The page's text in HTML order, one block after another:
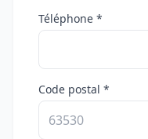
Téléphone *
Code postal *